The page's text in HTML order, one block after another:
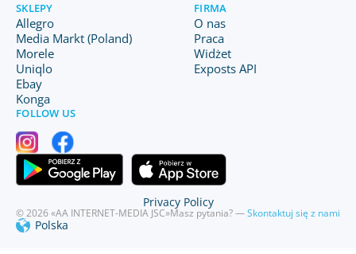
SKLEPY
Allegro
Media Markt (Poland)
Morele
Uniqlo
Ebay
Konga
FIRMA
O nas
Praca
Widżet
Exposts API
FOLLOW US
© 2026 «AA INTERNET-MEDIA JSC»Masz pytania? —Skontaktuj się z nami
Polska
Privacy Policy